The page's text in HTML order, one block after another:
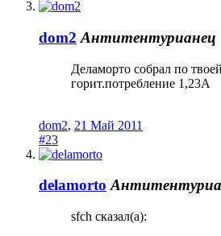
dom2 Антитентурианец
Деламорто собрал по
горит.потребление 1,23А
dom2, 21 Май 2011
#23
delamorto
sfch сказал(а):